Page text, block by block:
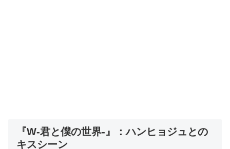
『W-君と僕の世界-』：ハンヒョジュとの
キスシーン